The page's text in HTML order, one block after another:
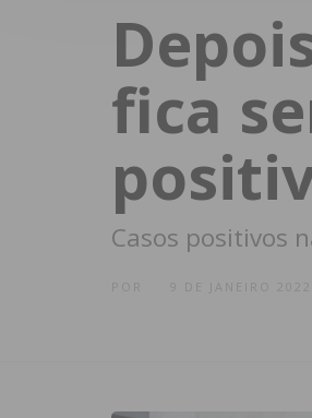
fica
Casos positivos
9 DE JANEIRO 2022